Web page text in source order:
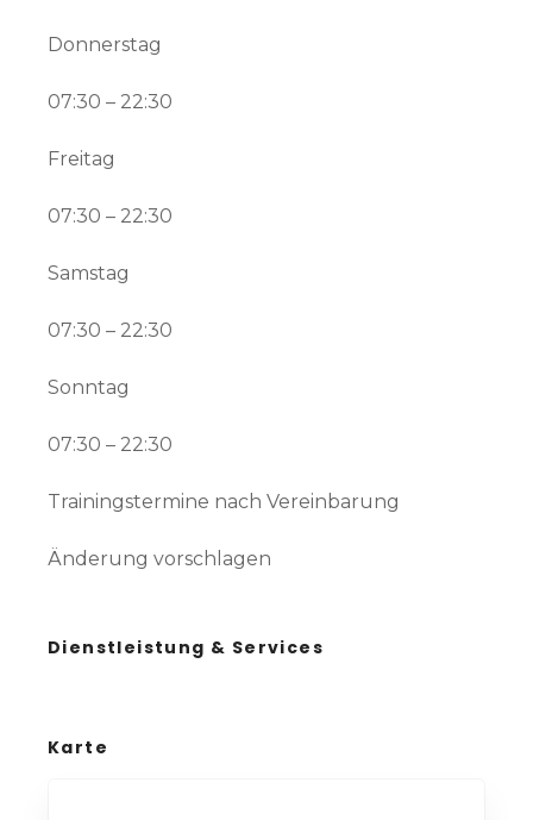
Donnerstag
07:30 – 22:30
Freitag
07:30 – 22:30
Samstag
07:30 – 22:30
Sonntag
07:30 – 22:30
Trainingstermine nach Vereinbarung
Änderung vorschlagen
Dienstleistung & Services
Karte